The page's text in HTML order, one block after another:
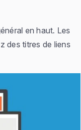
en haut. Les
des titres de liens